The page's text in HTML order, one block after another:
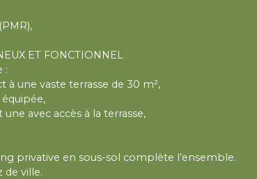
ET FONCTIONNEL
:
à une vaste terrasse de 30 m²,
avec accès à la terrasse,
privative en sous-sol complète l’ensemble.
de ville.